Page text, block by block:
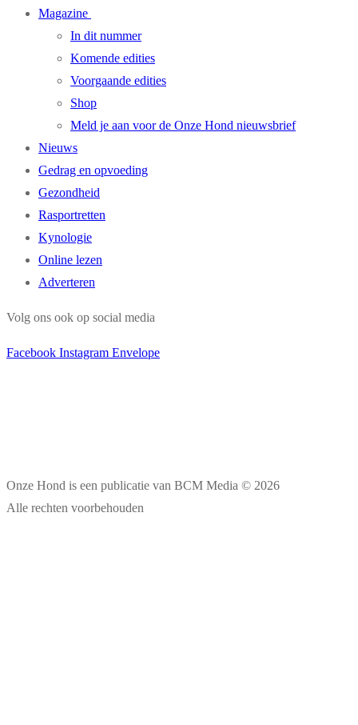
Magazine
In dit nummer
Komende edities
Voorgaande edities
Shop
Meld je aan voor de Onze Hond nieuwsbrief
Nieuws
Gedrag en opvoeding
Gezondheid
Rasportretten
Kynologie
Online lezen
Adverteren
Volg ons ook op social media
Facebook Instagram Envelope
Onze Hond is een publicatie van BCM Media © 2026
Alle rechten voorbehouden